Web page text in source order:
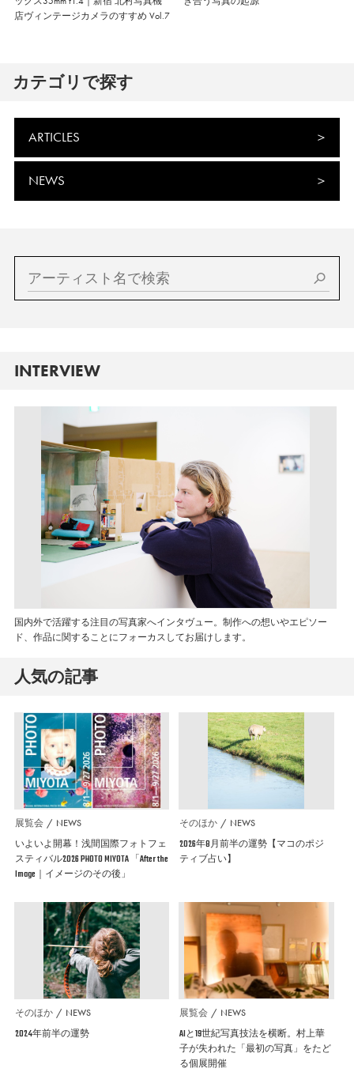
店ヴィンテージカメラのすすめ Vol.7
カテゴリで探す
ARTICLES
NEWS
INTERVIEW
国内外で活躍する注目の写真家へインタヴュー。制作への想いやエピソー
ド、作品に関することにフォーカスしてお届けします。
人気の記事
展覧会 NEWS
いよいよ開幕！浅間国際フォトフェ
スティバル2026 PHOTO MIYOTA 「After the
Image｜イメージのその後」
そのほか NEWS
2026年8月前半の運勢【マコのポジ
ティブ占い】
そのほか NEWS
2024年前半の運勢
展覧会 NEWS
AIと19世紀写真技法を横断。村上華
子が失われた「最初の写真」をたど
る個展開催